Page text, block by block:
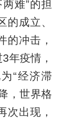
难”的担
的成立、
的冲击，
年疫情，
“经济滞
，世界格
次出现，